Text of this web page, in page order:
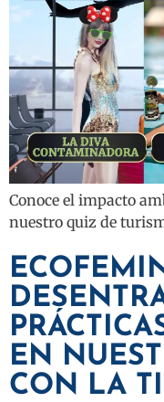
Conoce el impacto
nuestro quiz de
EN
CON LA